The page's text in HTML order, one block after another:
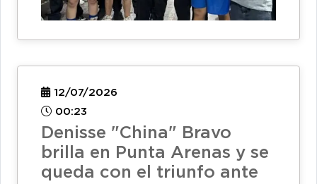
12/07/2026
00:23
Denisse "China" Bravo
brilla en Punta Arenas y se
queda con el triunfo ante